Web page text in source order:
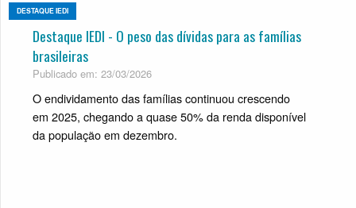
DESTAQUE IEDI
Destaque IEDI - O peso das dívidas para as famílias
brasileiras
Publicado em: 23/03/2026
O endividamento das famílias continuou crescendo
em 2025, chegando a quase 50% da renda disponível
da população em dezembro.